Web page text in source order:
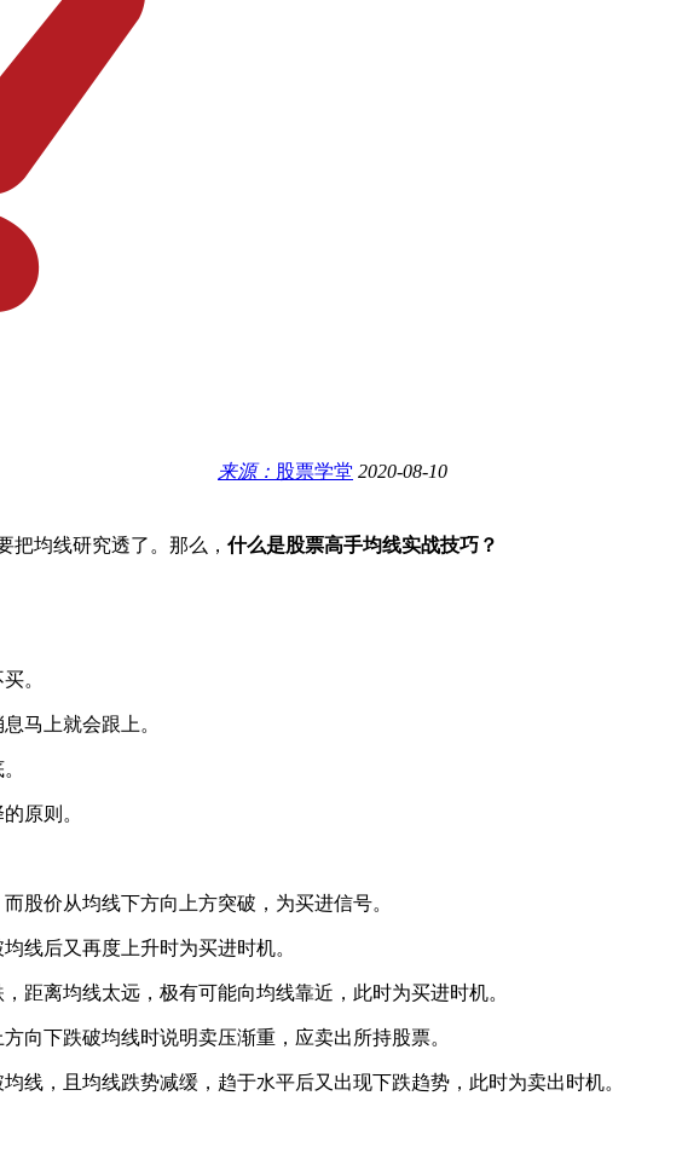
来源： 股票学堂 2020-08-10
把均线研究透了。那么， 什么是股票高手均线实战技巧？
。
马上就会跟上。
原则。
价从均线下方向上方突破，为买进信号。
后又再度上升时为买进时机。
离均线太远，极有可能向均线靠近，此时为买进时机。
下跌破均线时说明卖压渐重，应卖出所持股票。
，且均线跌势减缓，趋于水平后又出现下跌趋势，此时为卖出时机。